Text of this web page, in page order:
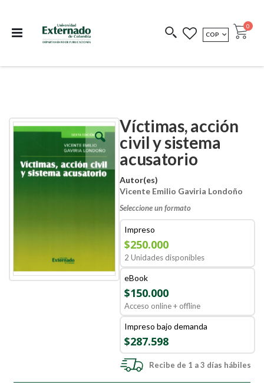
COEDICIONES REDIMIR CÓDIGO
MONEDA
COP Cart
0
Víctimas, acción
civil y sistema
acusatorio
Autor(es)
Vicente Emilio Gaviria Londoño
Seleccione un formato
Impreso
$250.000
2 Unidades disponibles
eBook
$150.000
Acceso online + offline
Impreso bajo demanda
$287.598
Recibe de 1 a 3 días hábiles
Skip
to
end
Skip
to
beginning